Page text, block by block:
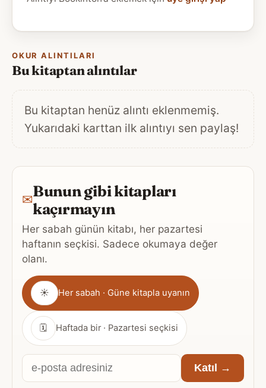
OKUR ALINTILARI
Bu kitaptan alıntılar
Bu kitaptan henüz alıntı eklenmemiş.
Yukarıdaki karttan ilk alıntıyı sen paylaş!
✉Bunun gibi kitapları
kaçırmayın
Her sabah günün kitabı, her pazartesi
haftanın seçkisi. Sadece okumaya değer
olanı.
Gönderim
sıklığı
☀ Her sabah · Güne kitapla uyanın
🗓 Haftada bir · Pazartesi seçkisi
E-
posta
Katıl →